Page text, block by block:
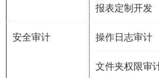
报表定制开发
安全审计 操作日志审计
文件夹权限审